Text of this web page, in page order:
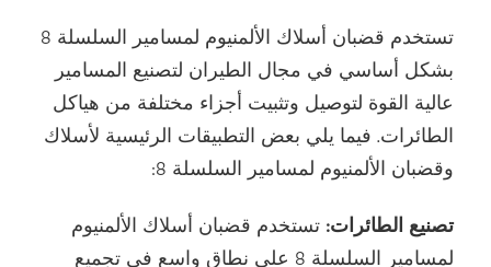
تستخدم قضبان أسلاك الألمنيوم لمسامير السلسلة 8
بشكل أساسي في مجال الطيران لتصنيع المسامير
عالية القوة لتوصيل وتثبيت أجزاء مختلفة من هياكل
الطائرات. فيما يلي بعض التطبيقات الرئيسية لأسلاك
وقضبان الألمنيوم لمسامير السلسلة 8:
تصنيع الطائرات:تستخدم قضبان أسلاك الألمنيوم
لمسامير السلسلة 8 على نطاق واسع في تجميع